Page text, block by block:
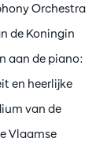
Orchestra
de Koningin
aan de piano:
en heerlijke
van de
Vlaamse